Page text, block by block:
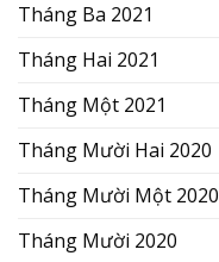
Tháng Ba 2021
Tháng Hai 2021
Tháng Một 2021
Tháng Mười Hai 2020
Tháng Mười Một 2020
Tháng Mười 2020